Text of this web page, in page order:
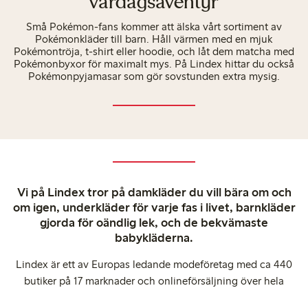
Små Pokémon-fans kommer att älska vårt sortiment av
Pokémonkläder till barn. Håll värmen med en mjuk
Pokémontröja, t-shirt eller hoodie, och låt dem matcha med
Pokémonbyxor för maximalt mys. På Lindex hittar du också
Pokémonpyjamasar som gör sovstunden extra mysig.
Vi på Lindex tror på damkläder du vill bära om och
om igen, underkläder för varje fas i livet, barnkläder
gjorda för oändlig lek, och de bekvämaste
babykläderna.
Lindex är ett av Europas ledande modeföretag med ca 440
butiker på 17 marknader och onlineförsäljning över hela